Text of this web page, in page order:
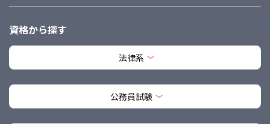
資格から探す
法律系
公務員試験